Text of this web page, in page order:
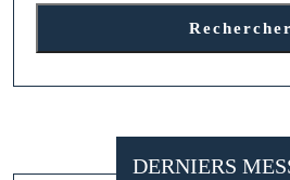
Rechercher
DERNIERS